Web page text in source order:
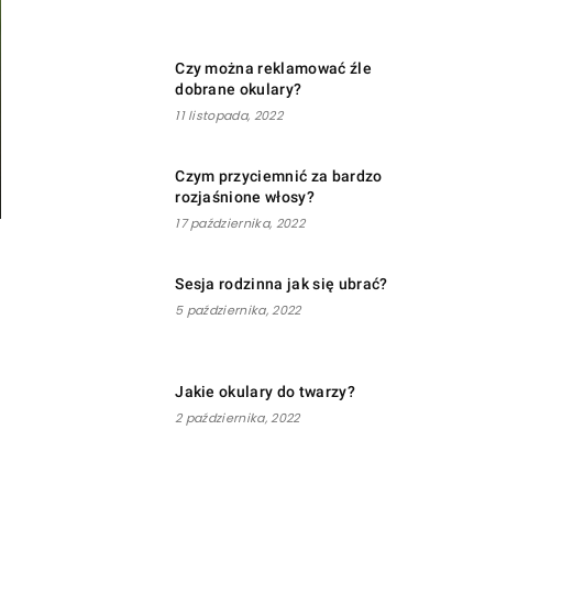
Czy można reklamować źle
dobrane okulary?
11 listopada, 2022
Czym przyciemnić za bardzo
rozjaśnione włosy?
17 października, 2022
Sesja rodzinna jak się ubrać?
5 października, 2022
Jakie okulary do twarzy?
2 października, 2022